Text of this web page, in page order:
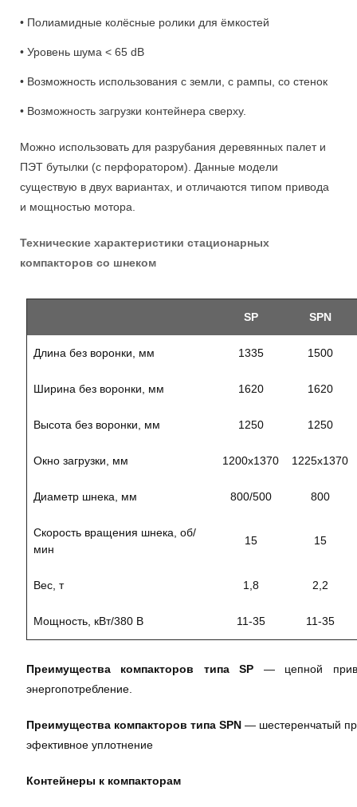
• Полиамидные колёсные ролики для ёмкостей
• Уровень шума < 65 dB
• Возможность использования с земли, с рампы, со стенок
• Возможность загрузки контейнера сверху.
Можно использовать для разрубания деревянных палет и
ПЭТ бутылки (с перфоратором). Данные модели
существую в двух вариантах, и отличаются типом привода
и мощностью мотора.
Технические характеристики стационарных
компакторов со шнеком
SP SPN
Длина без воронки, мм 1335 1500
Ширина без воронки, мм 1620 1620
Высота без воронки, мм 1250 1250
Окно загрузки, мм 1200х1370 1225х1370
Диаметр шнека, мм 800/500 800
Скорость вращения шнека, об/
мин
15 15
Вес, т 1,8 2,2
Мощность, кВт/380 В 11-35 11-35
Преимущества компакторов типа SP — цепной
энергопотребление.
Преимущества компакторов типа SPN — шестеренчатый
эфективное уплотнение
Контейнеры к компакторам